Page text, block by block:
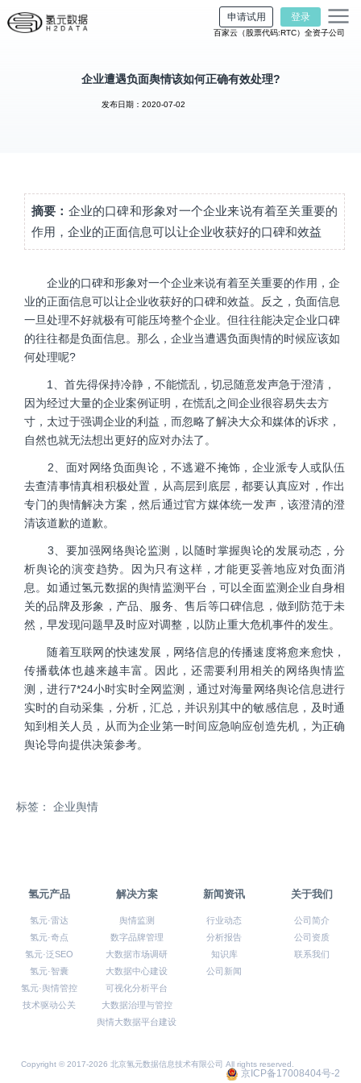
申请试用 登录
百家云（股票代码:RTC）全资子公司
企业遭遇负面舆情该如何正确有效处理?
发布日期：2020-07-02
摘要： 企业的口碑和形象对一个企业来说有着至关重要的
作用，企业的正面信息可以让企业收获好的口碑和效益
企业的口碑和形象对一个企业来说有着至关重要的作用，企
业的正面信息可以让企业收获好的口碑和效益。反之，负面信息
一旦处理不好就极有可能压垮整个企业。但往往能决定企业口碑
的往往都是负面信息。那么，企业当遭遇负面舆情的时候应该如
何处理呢?
1、首先得保持冷静，不能慌乱，切忌随意发声急于澄清，
因为经过大量的企业案例证明，在慌乱之间企业很容易失去方
寸，太过于强调企业的利益，而忽略了解决大众和媒体的诉求，
自然也就无法想出更好的应对办法了。
2、面对网络负面舆论，不逃避不掩饰，企业派专人或队伍
去查清事情真相积极处置，从高层到底层，都要认真应对，作出
专门的舆情解决方案，然后通过官方媒体统一发声，该澄清的澄
清该道歉的道歉。
3、要加强网络舆论监测，以随时掌握舆论的发展动态，分
析舆论的演变趋势。因为只有这样，才能更妥善地应对负面消
息。如通过氢元数据的舆情监测平台，可以全面监测企业自身相
关的品牌及形象，产品、服务、售后等口碑信息，做到防范于未
然，早发现问题早及时应对调整，以防止重大危机事件的发生。
随着互联网的快速发展，网络信息的传播速度将愈来愈快，
传播载体也越来越丰富。因此，还需要利用相关的网络舆情监
测，进行7*24小时实时全网监测，通过对海量网络舆论信息进行
实时的自动采集，分析，汇总，并识别其中的敏感信息，及时通
知到相关人员，从而为企业第一时间应急响应创造先机，为正确
舆论导向提供决策参考。
标签： 企业舆情
氢元产品
氢元·雷达
氢元·奇点
氢元·泛SEO
氢元·智囊
氢元·舆情管控
技术驱动公关
解决方案
舆情监测
数字品牌管理
大数据市场调研
大数据中心建设
可视化分析平台
大数据治理与管控
舆情大数据平台建设
新闻资讯
行业动态
分析报告
知识库
公司新闻
关于我们
公司简介
公司资质
联系我们
Copyright © 2017-2026 北京氢元数据信息技术有限公司 All rights reserved.
京ICP备17008404号-2